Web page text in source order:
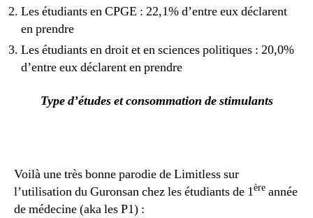
Les étudiants en CPGE : 22,1% d’entre eux déclarent
en prendre
Les étudiants en droit et en sciences politiques : 20,0%
d’entre eux déclarent en prendre
Type d’études et consommation de stimulants
Voilà une très bonne parodie de Limitless sur
l’utilisation du Guronsan chez les étudiants de 1ère année
de médecine (aka les P1) :